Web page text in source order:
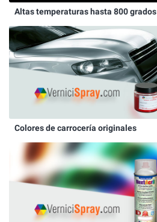
Altas temperaturas hasta 800 grados
Colores de carrocería originales